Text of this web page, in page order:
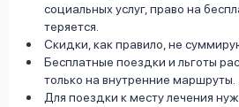
социальных услуг, право на
теряется.
Скидки, как правило, не
Бесплатные поездки и льготы
только на внутренние маршруты.
Для поездки к месту лечения